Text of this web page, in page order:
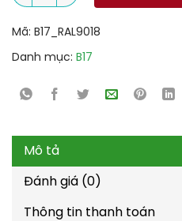
Mã: B17_RAL9018
Danh mục: B17
Mô tả
Đánh giá (0)
Thông tin thanh toán